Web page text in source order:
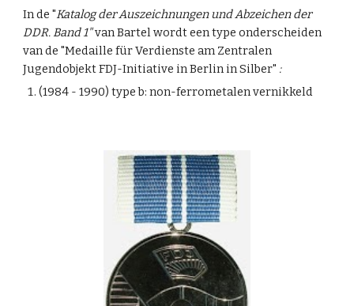
In de "Katalog der Auszeichnungen und Abzeichen der
DDR. Band 1"van Bartel wordt een type onderscheiden
van de "Medaille für Verdienste am Zentralen
Jugendobjekt FDJ-Initiative in Berlin in Silber" :
(1984 - 1990) type b: non-ferrometalen vernikkeld